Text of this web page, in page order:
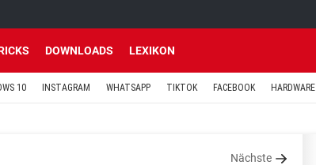
DOWNLOADS LEXIKON
10 INSTAGRAM WHATSAPP TIKTOK FACEBOOK HARDWARE
Nächste